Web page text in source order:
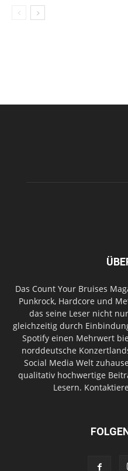
Das Count Your Bruises
Punkrock, Hardcore und
das seine Leser nicht
gleichzeitig durch
Spotify einen Mehrwert
norddeutsche
Social Media Welt
qualitativ hochwertige
Lesern.